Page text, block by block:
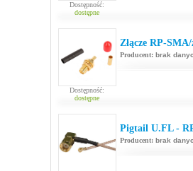
Dostępność:
dostępne
Dostępność:
dostępne
Złącze RP-
Producent: brak
Pigtail U.FL -
Producent: brak